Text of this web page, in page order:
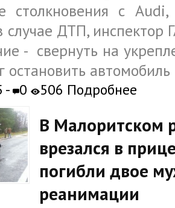
столкновения с
случае ДТП, инспектор
- свернуть на
- 0 506 Подробнее
В Малоритском
врезался в
погибли двое
реанимации